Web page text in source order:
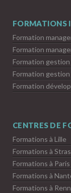
FORMATIONS
Formation
Formation
Formation
Formation
Formation
CENTRES DE
Formations à Lille
Formations à
Formations à Paris
Formations à
Formations à